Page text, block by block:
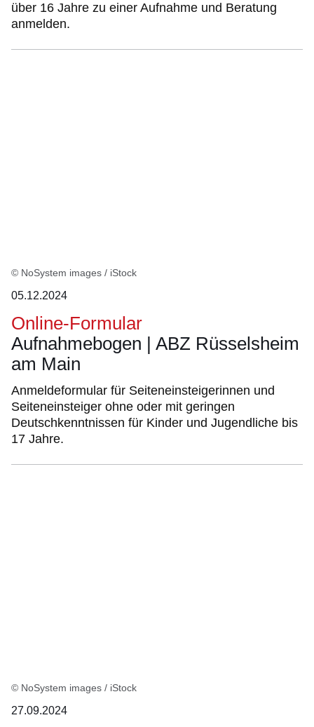
über 16 Jahre zu einer Aufnahme und Beratung
anmelden.
© NoSystem images / iStock
05.12.2024
Online-Formular
Aufnahmebogen | ABZ Rüsselsheim
am Main
Anmeldeformular für Seiteneinsteigerinnen und
Seiteneinsteiger ohne oder mit geringen
Deutschkenntnissen für Kinder und Jugendliche bis
17 Jahre.
© NoSystem images / iStock
27.09.2024